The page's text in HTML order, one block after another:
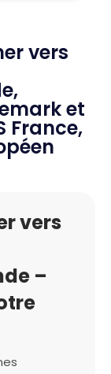
vers
et
France,
vers
–